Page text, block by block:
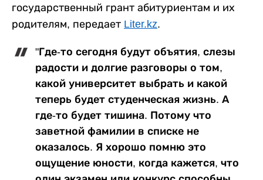
государственный грант абитуриентам и их
родителям, передает Liter.kz.
"Где-то сегодня будут объятия, слезы
радости и долгие разговоры о том,
какой университет выбрать и какой
теперь будет студенческая жизнь. А
где-то будет тишина. Потому что
заветной фамилии в списке не
оказалось. Я хорошо помню это
ощущение юности, когда кажется, что